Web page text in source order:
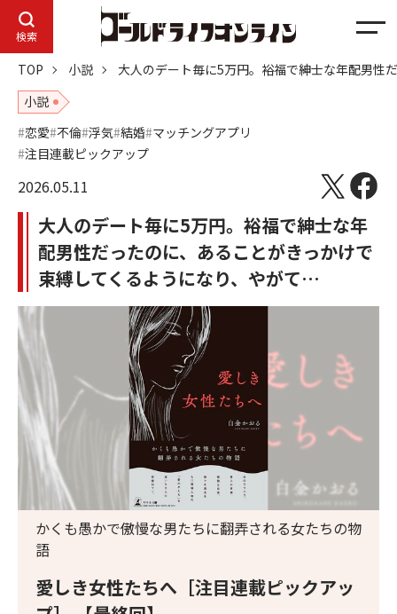
検索
メ
ュ
TOP 小説
大人のデート毎に5万円。裕福で紳士な年配男性
小説
恋愛 不倫 浮気 結婚 マッチングアプリ
注目連載ピックアップ
2026.05.11
大人のデート毎に5万円。裕福で紳士な年
配男性だったのに、あることがきっかけで
束縛してくるようになり、やがて…
愛しき女性たちへ［注目連載ピックアッ
かくも愚かで傲慢な男たちに翻弄される女たちの物
語